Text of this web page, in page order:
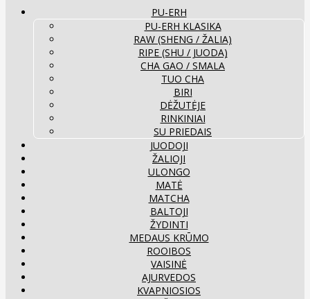
PU-ERH
PU-ERH KLASIKA
RAW (SHENG / ŽALIA)
RIPE (SHU / JUODA)
CHA GAO / SMALA
TUO CHA
BIRI
DĖŽUTĖJE
RINKINIAI
SU PRIEDAIS
JUODOJI
ŽALIOJI
ULONGO
MATĖ
MATCHA
BALTOJI
ŽYDINTI
MEDAUS KRŪMO
ROOIBOS
VAISINĖ
AJURVEDOS
KVAPNIOSIOS